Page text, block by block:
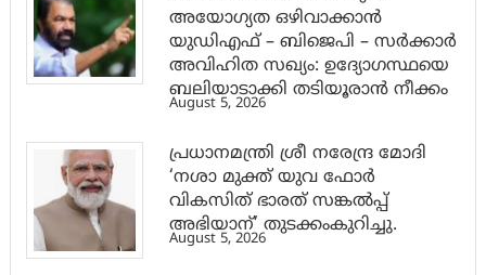
അയോഗ്യത ഒഴിവാക്കാൻ
യുഡിഎഫ് – ബിജെപി – സർക്കാർ
അവിഹിത സഖ്യം: ഉദ്യോഗസ്ഥയെ
ബലിയാടാക്കി തടിയൂരാൻ നീക്കം
August 5, 2026
പ്രധാനമന്ത്രി ശ്രീ നരേന്ദ്ര മോദി
‘നശാ മുക്ത് യുവ ഫോർ
വികസിത് ഭാരത് സങ്കൽപ്പ്
അഭിയാന്’ തുടക്കംകുറിച്ചു.
August 5, 2026